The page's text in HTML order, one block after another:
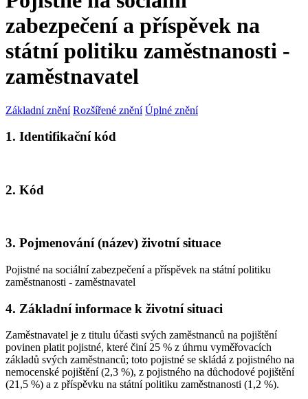
zabezpečení a příspěvek na
státní politiku zaměstnanosti -
zaměstnavatel
Základní znění Rozšířené znění Úplné znění
1. Identifikační kód
2. Kód
3. Pojmenování (název) životní situace
Pojistné na sociální zabezpečení a příspěvek na státní politiku
zaměstnanosti - zaměstnavatel
4. Základní informace k životní situaci
Zaměstnavatel je z titulu účasti svých zaměstnanců na pojištění
povinen platit pojistné, které činí 25 % z úhrnu vyměřovacích
základů svých zaměstnanců; toto pojistné se skládá z pojistného na
nemocenské pojištění (2,3 %), z pojistného na důchodové pojištění
(21,5 %) a z příspěvku na státní politiku zaměstnanosti (1,2 %).